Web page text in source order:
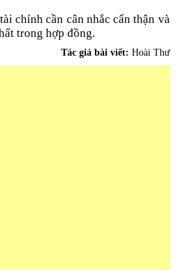
chính cần cân nhắc cẩn thận và
trong hợp đồng.
Tác giả bài viết: Hoài Thư